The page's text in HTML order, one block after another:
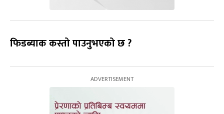
फिडब्याक कस्तो पाउनुभएको छ ?